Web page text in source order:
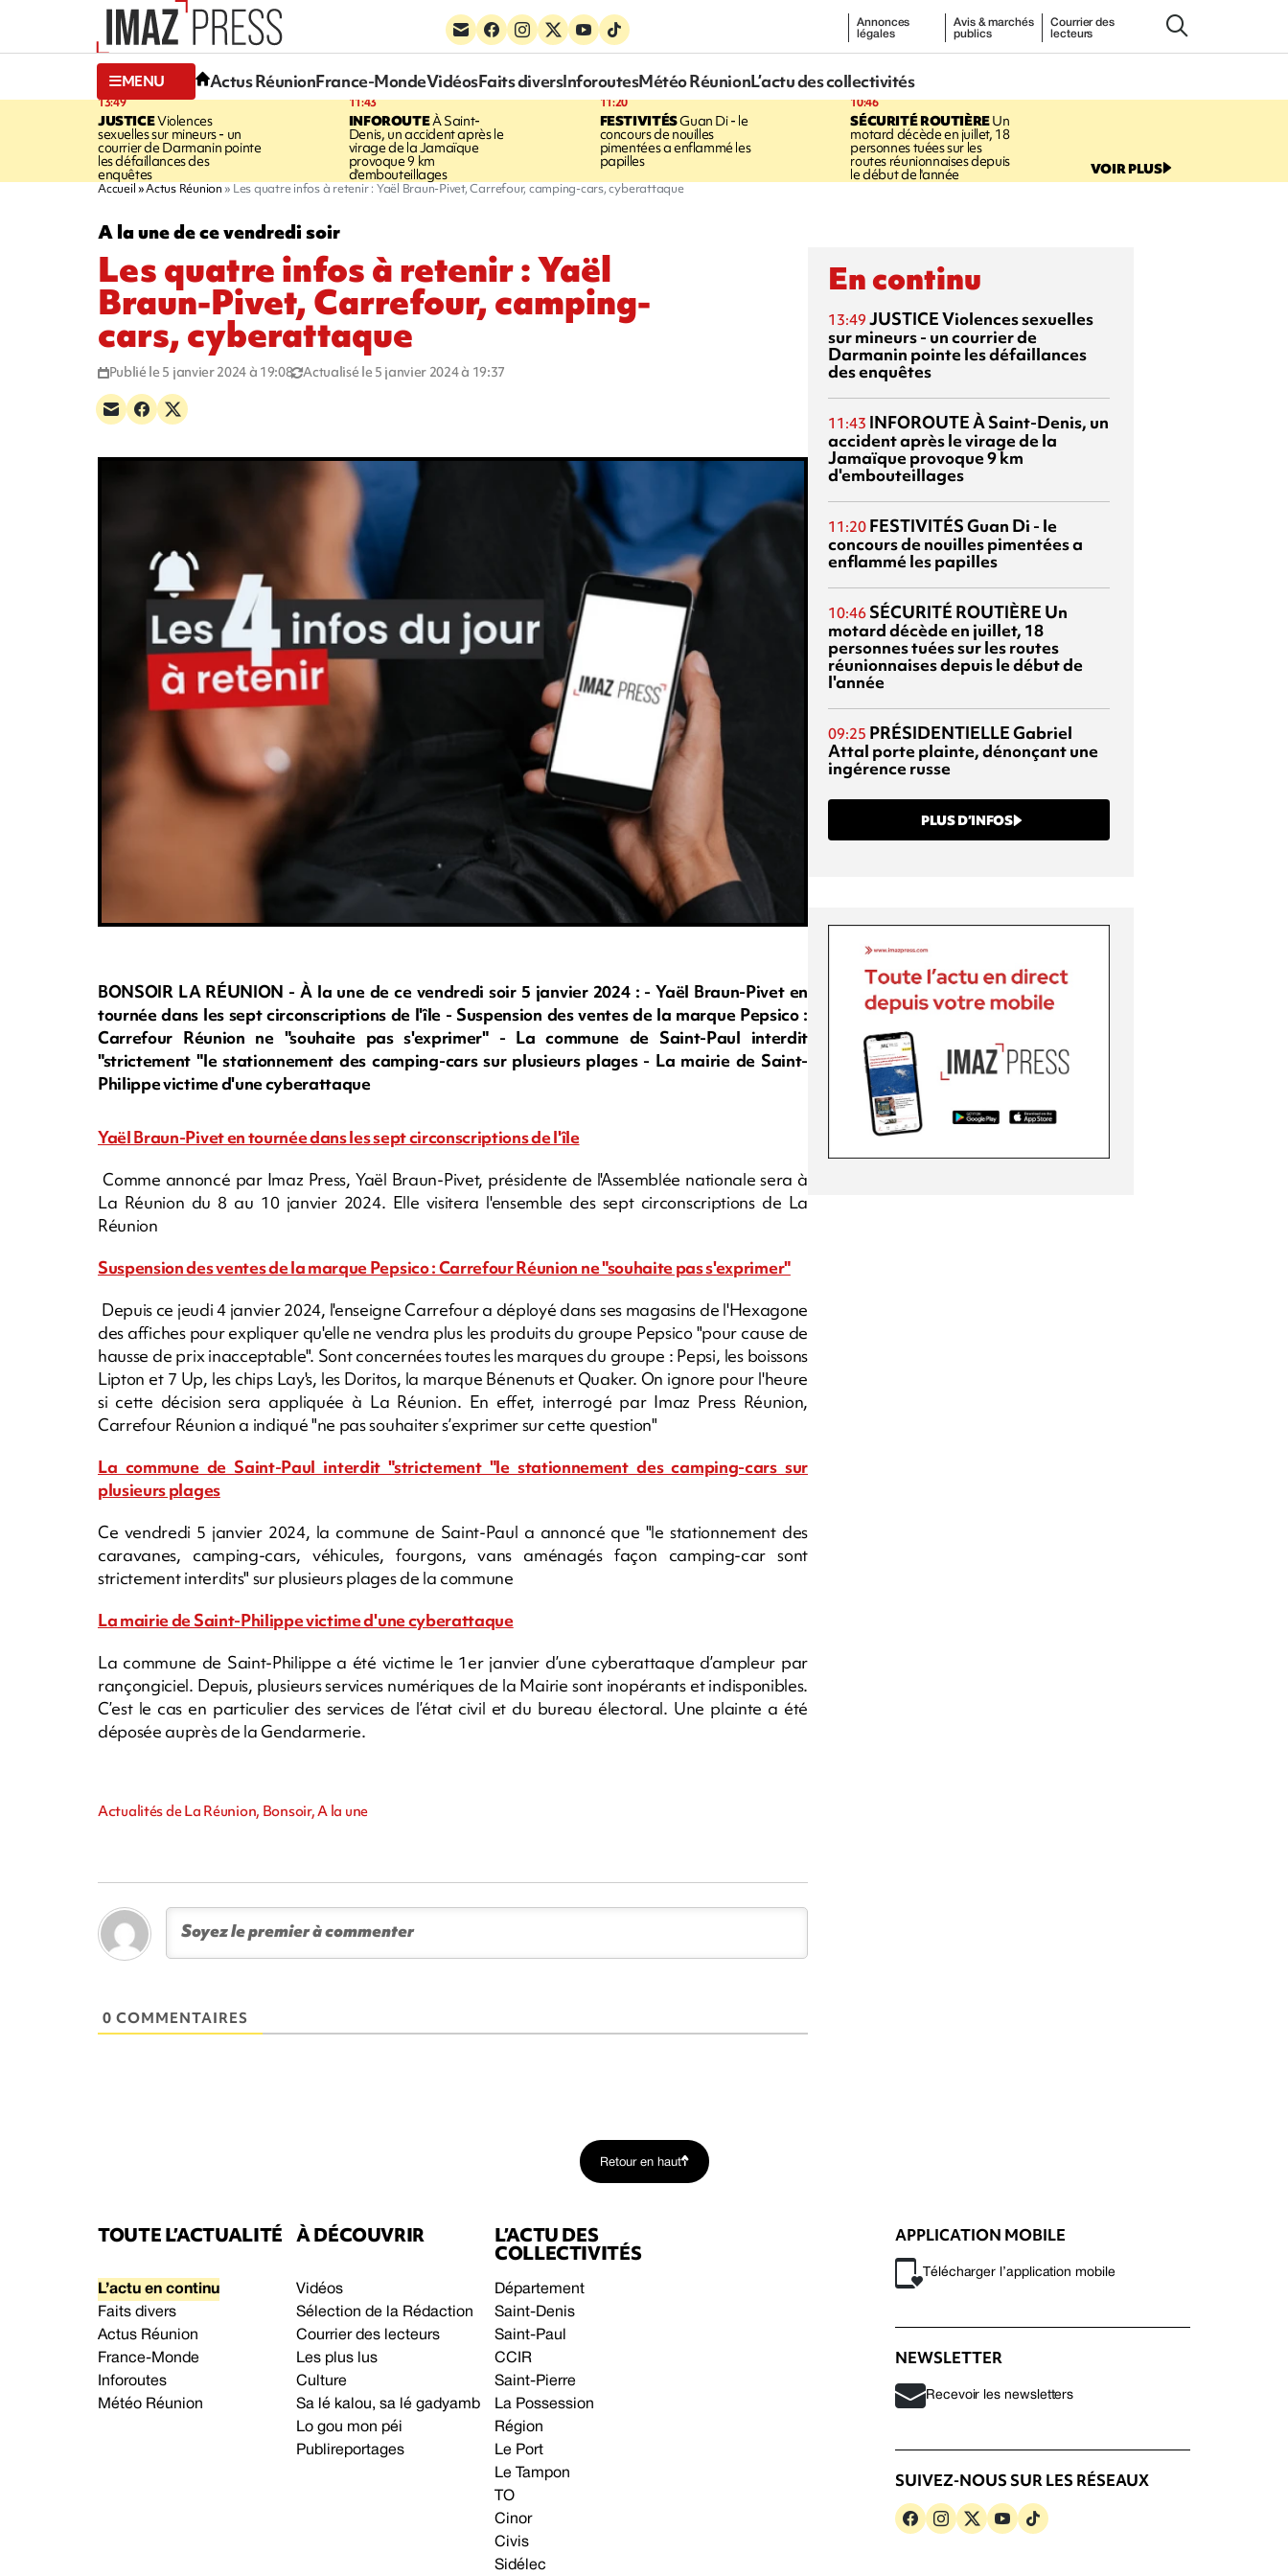
Annonces
légales
Avis & marchés
publics
Courrier des
lecteurs
MENU Actus RéunionFrance-MondeVidéosFaits diversInforoutesMétéo RéunionL’actu des collectivités
13:49
JUSTICEViolences
sexuelles sur mineurs - un
courrier de Darmanin pointe
les défaillances des
enquêtes
11:43
INFOROUTEÀ Saint-
Denis, un accident après le
virage de la Jamaïque
provoque 9 km
d'embouteillages
11:20
FESTIVITÉSGuan Di - le
concours de nouilles
pimentées a enflammé les
papilles
10:46
SÉCURITÉ ROUTIÈREUn
motard décède en juillet, 18
personnes tuées sur les
routes réunionnaises depuis
le début de l'année VOIR PLUS
Accueil Actus Réunion Les quatre infos à retenir : Yaël Braun-Pivet, Carrefour, camping-cars, cyberattaque
A la une de ce vendredi soir
Les quatre infos à retenir : Yaël
Braun-Pivet, Carrefour, camping-
cars, cyberattaque
Publié le 5 janvier 2024 à 19:08 Actualisé le 5 janvier 2024 à 19:37
BONSOIR LA RÉUNION - À la une de ce vendredi soir 5 janvier 2024 : - Yaël Braun-Pivet en
tournée dans les sept circonscriptions de l'île - Suspension des ventes de la marque Pepsico :
Carrefour Réunion ne "souhaite pas s'exprimer" - La commune de Saint-Paul interdit
"strictement "le stationnement des camping-cars sur plusieurs plages - La mairie de Saint-
Philippe victime d'une cyberattaque
Yaël Braun-Pivet en tournée dans les sept circonscriptions de l'île
Comme annoncé par Imaz Press, Yaël Braun-Pivet, présidente de l'Assemblée nationale sera à
La Réunion du 8 au 10 janvier 2024. Elle visitera l'ensemble des sept circonscriptions de La
Réunion
Suspension des ventes de la marque Pepsico : Carrefour Réunion ne "souhaite pas s'exprimer"
Depuis ce jeudi 4 janvier 2024, l'enseigne Carrefour a déployé dans ses magasins de l'Hexagone
des affiches pour expliquer qu'elle ne vendra plus les produits du groupe Pepsico "pour cause de
hausse de prix inacceptable". Sont concernées toutes les marques du groupe : Pepsi, les boissons
Lipton et 7 Up, les chips Lay's, les Doritos, la marque Bénenuts et Quaker. On ignore pour l'heure
si cette décision sera appliquée à La Réunion. En effet, interrogé par Imaz Press Réunion,
Carrefour Réunion a indiqué "ne pas souhaiter s’exprimer sur cette question"
La commune de Saint-Paul interdit "strictement "le stationnement des camping-cars sur
plusieurs plages
Ce vendredi 5 janvier 2024, la commune de Saint-Paul a annoncé que "le stationnement des
caravanes, camping-cars, véhicules, fourgons, vans aménagés façon camping-car sont
strictement interdits" sur plusieurs plages de la commune
La mairie de Saint-Philippe victime d'une cyberattaque
La commune de Saint-Philippe a été victime le 1er janvier d’une cyberattaque d’ampleur par
rançongiciel. Depuis, plusieurs services numériques de la Mairie sont inopérants et indisponibles.
C’est le cas en particulier des services de l’état civil et du bureau électoral. Une plainte a été
déposée auprès de la Gendarmerie.
Actualités de La Réunion, Bonsoir, A la une
0 COMMENTAIRES
En continu
13:49 JUSTICEViolences sexuelles
sur mineurs - un courrier de
Darmanin pointe les défaillances
des enquêtes
11:43 INFOROUTEÀ Saint-Denis, un
accident après le virage de la
Jamaïque provoque 9 km
d'embouteillages
11:20 FESTIVITÉSGuan Di - le
concours de nouilles pimentées a
enflammé les papilles
10:46 SÉCURITÉ ROUTIÈRE Un
motard décède en juillet, 18
personnes tuées sur les routes
réunionnaises depuis le début de
l'année
09:25 PRÉSIDENTIELLEGabriel
Attal porte plainte, dénonçant une
ingérence russe
PLUS D’INFOS
Retour en haut
TOUTE L’ACTUALITÉ
L’actu en continu
Faits divers
Actus Réunion
France-Monde
Inforoutes
Météo Réunion
À DÉCOUVRIR
Vidéos
Sélection de la Rédaction
Courrier des lecteurs
Les plus lus
Culture
Sa lé kalou, sa lé gadyamb
Lo gou mon péi
Publireportages
L’ACTU DES
COLLECTIVITÉS
Département
Saint-Denis
Saint-Paul
CCIR
Saint-Pierre
La Possession
Région
Le Port
Le Tampon
TO
Cinor
Civis
Sidélec
APPLICATION MOBILE
Télécharger l’application mobile
NEWSLETTER
Recevoir les newsletters
SUIVEZ-NOUS SUR LES RÉSEAUX